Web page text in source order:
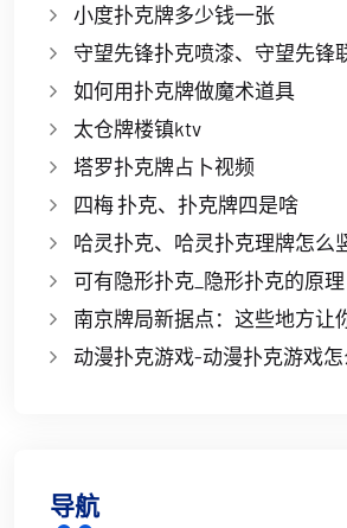
小度扑克牌多少钱一张
守望先锋扑克喷漆、守望先锋
如何用扑克牌做魔术道具
太仓牌楼镇ktv
塔罗扑克牌占卜视频
四梅 扑克、扑克牌四是啥
哈灵扑克、哈灵扑克理牌怎么
可有隐形扑克_隐形扑克的原理
南京牌局新据点：这些地方让
动漫扑克游戏-动漫扑克游戏
导航